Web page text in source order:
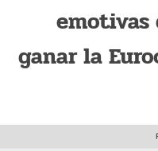
emotivas
ganar la